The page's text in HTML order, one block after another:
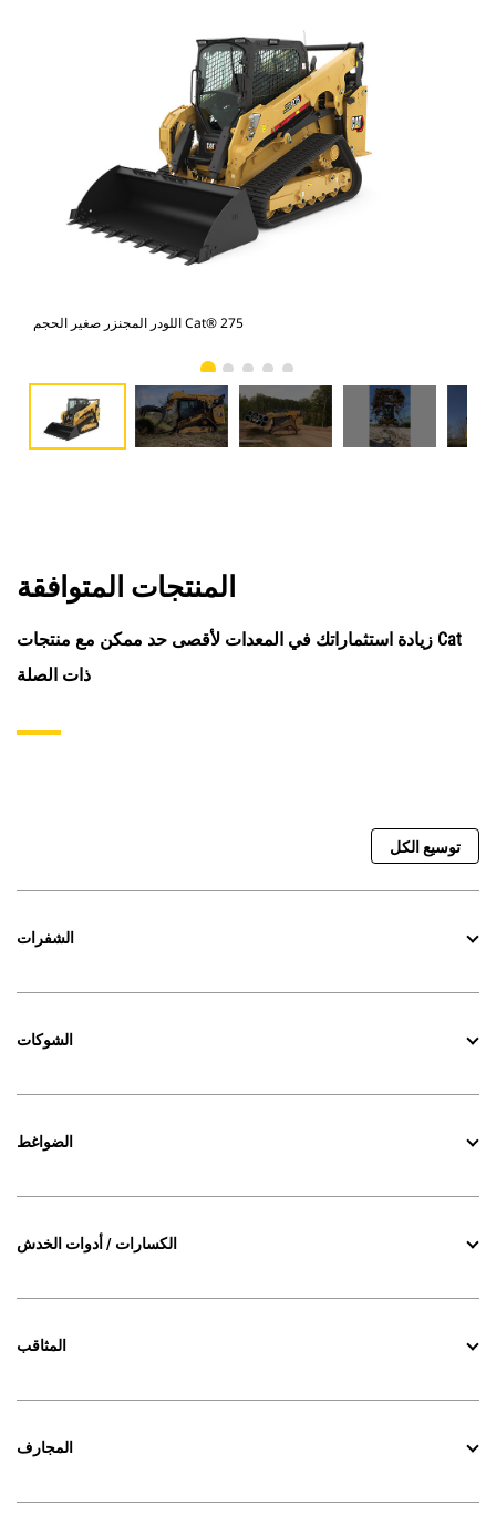
اللودر المجنزر صغير الحجم Cat® 275
المنتجات المتوافقة
زيادة استثماراتك في المعدات لأقصى حد ممكن مع منتجات Cat
ذات الصلة
توسيع الكل
الشفرات
الشوكات
الضواغط
الكسارات / أدوات الخدش
المثاقب
المجارف